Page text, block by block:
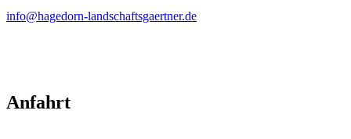
info@hagedorn-landschaftsgaertner.de
Anfahrt